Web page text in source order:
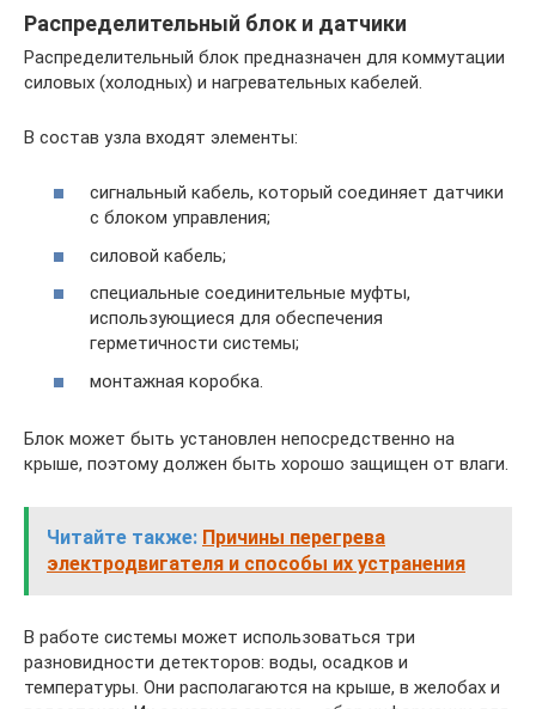
Распределительный блок и датчики
Распределительный блок предназначен для коммутации
силовых (холодных) и нагревательных кабелей.
В состав узла входят элементы:
сигнальный кабель, который соединяет датчики
с блоком управления;
силовой кабель;
специальные соединительные муфты,
использующиеся для обеспечения
герметичности системы;
монтажная коробка.
Блок может быть установлен непосредственно на
крыше, поэтому должен быть хорошо защищен от влаги.
Читайте также: Причины перегрева
электродвигателя и способы их устранения
В работе системы может использоваться три
разновидности детекторов: воды, осадков и
температуры. Они располагаются на крыше, в желобах и